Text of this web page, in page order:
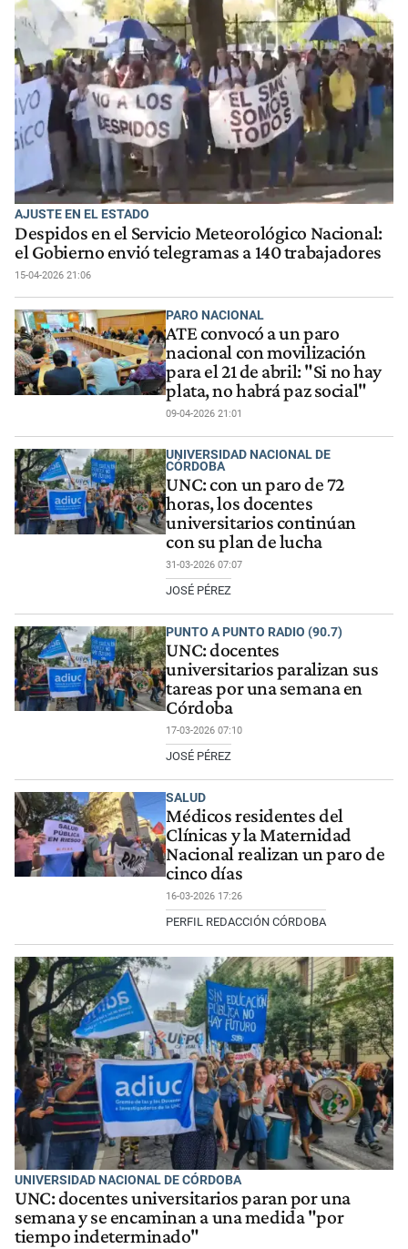
AJUSTE EN EL ESTADO
Despidos en el Servicio Meteorológico Nacional:
el Gobierno envió telegramas a 140 trabajadores
15-04-2026 21:06
PARO NACIONAL
ATE convocó a un paro
nacional con movilización
para el 21 de abril: "Si no hay
plata, no habrá paz social"
09-04-2026 21:01
UNIVERSIDAD NACIONAL DE
CÓRDOBA
UNC: con un paro de 72
horas, los docentes
universitarios continúan
con su plan de lucha
31-03-2026 07:07
JOSÉ PÉREZ
PUNTO A PUNTO RADIO (90.7)
UNC: docentes
universitarios paralizan sus
tareas por una semana en
Córdoba
17-03-2026 07:10
JOSÉ PÉREZ
SALUD
Médicos residentes del
Clínicas y la Maternidad
Nacional realizan un paro de
cinco días
16-03-2026 17:26
PERFIL REDACCIÓN CÓRDOBA
UNIVERSIDAD NACIONAL DE CÓRDOBA
UNC: docentes universitarios paran por una
semana y se encaminan a una medida "por
tiempo indeterminado"